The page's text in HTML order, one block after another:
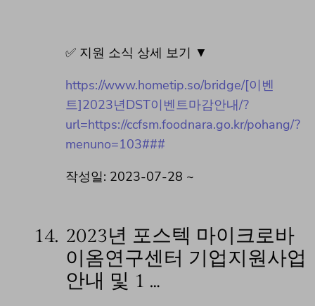
✅ 지원 소식 상세 보기 ▼
https://www.hometip.so/bridge/[이벤
트]2023년DST이벤트마감안내/?
url=https://ccfsm.foodnara.go.kr/pohang/?
menuno=103###
작성일: 2023-07-28 ~
14. 2023년 포스텍 마이크로바
이옴연구센터 기업지원사업
안내 및 1 …